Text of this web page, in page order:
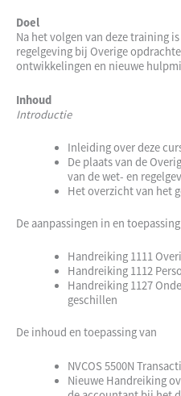
Doel
Na het volgen van deze training
regelgeving bij Overige
ontwikkelingen en nieuwe
Inhoud
Introductie
Inleiding over deze
De plaats van de
van de wet- en
Het overzicht van het
De aanpassingen in en
Handreiking 1111
Handreiking 1112
Handreiking 1127
geschillen
De inhoud en toepassing van
NVCOS 5500N
Nieuwe Handreiking